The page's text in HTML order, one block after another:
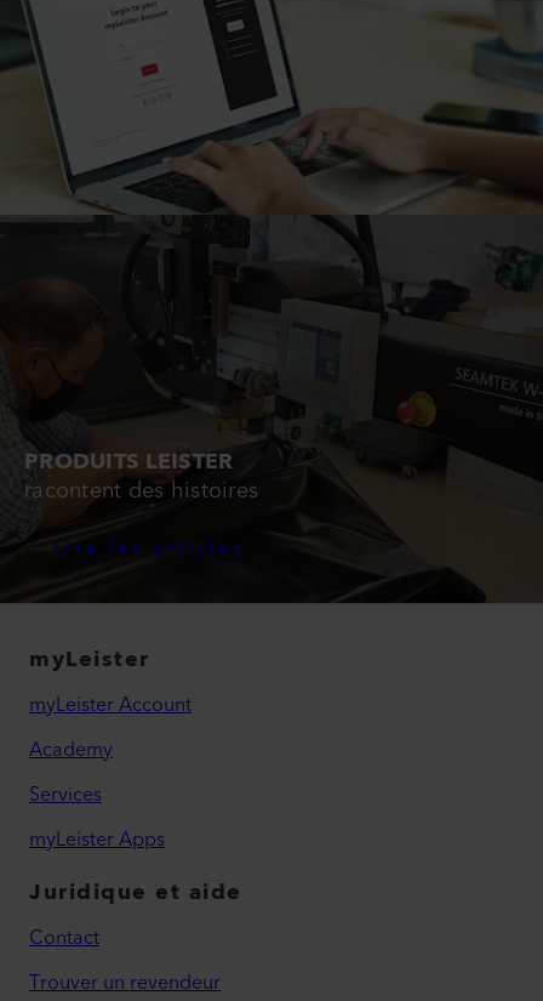
PRODUITS LEISTER
racontent des histoires
Lire les articles
myLeister
myLeister Account
Academy
Services
myLeister Apps
Juridique et aide
Contact
Trouver un revendeur